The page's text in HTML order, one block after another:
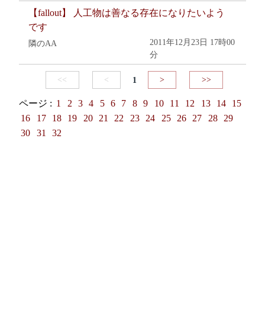
【fallout】 人工物は善なる存在になりたいよう
です
隣のAA
2011年12月23日 17時00
分
<< < 1 > >>
ページ : 1 2 3 4 5 6 7 8 9 10 11 12 13 14
15
16
17 18 19 20 21 22 23 24 25 26 27 28
29
30
31 32